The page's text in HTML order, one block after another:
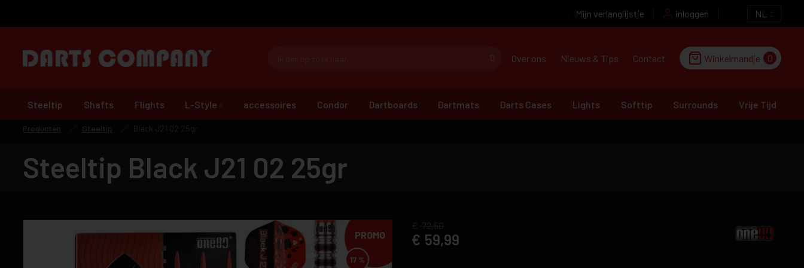
Mijn verlanglijstje inloggen NL
Over ons Nieuws & Tips Contact Winkelmandje 0
Steeltip Shafts Flights L-Style accessoires Condor Dartboards Dartmats Darts Cases Lights Softtip Surrounds Vrije Tijd
Producten Steeltip Black J21 02 25gr
Steeltip Black J21 02 25gr
PROMO
17 %
72,50
59,99